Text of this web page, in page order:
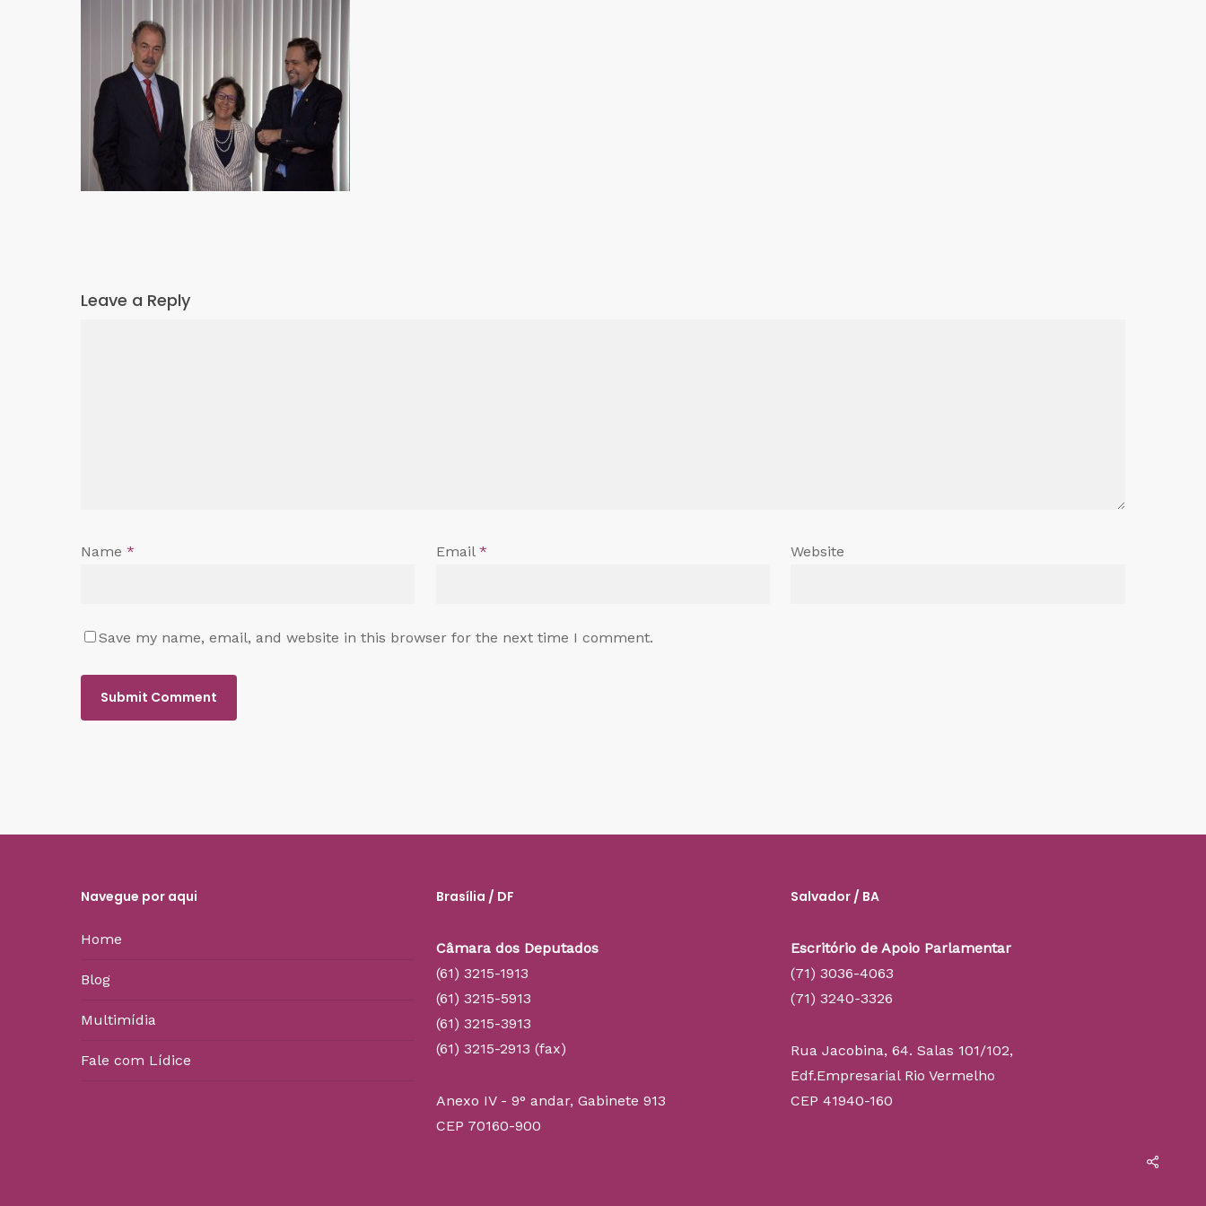
Leave a Reply
Name * Email * Website
Save my name, email, and website in this browser for the next time I comment.
Navegue por aqui
Home
Blog
Multimídia
Fale com Lídice
Brasília / DF
Câmara dos Deputados
(61) 3215-1913
(61) 3215-5913
(61) 3215-3913
(61) 3215-2913 (fax)
Anexo IV - 9° andar, Gabinete 913
CEP 70160-900
Salvador / BA
Escritório de Apoio Parlamentar
(71) 3036-4063
(71) 3240-3326
Rua Jacobina, 64. Salas 101/102,
Edf.Empresarial Rio Vermelho
CEP 41940-160